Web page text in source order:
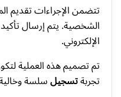
تتضمن الإجراءات تقديم
الإلكتروني.
تم تصميم هذه العملية
تجربةتسجيلسلسة